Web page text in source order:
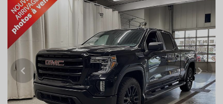
Previous Next